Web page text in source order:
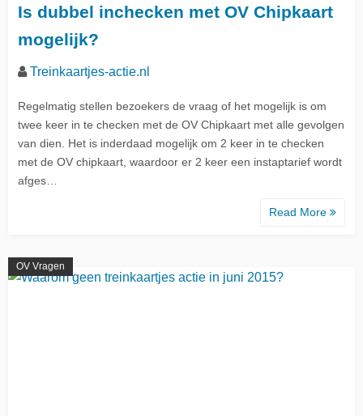
Is dubbel inchecken met OV Chipkaart
mogelijk?
Treinkaartjes-actie.nl
Regelmatig stellen bezoekers de vraag of het mogelijk is om
twee keer in te checken met de OV Chipkaart met alle gevolgen
van dien. Het is inderdaad mogelijk om 2 keer in te checken
met de OV chipkaart, waardoor er 2 keer een instaptarief wordt
afges…
Read More
OV Vragen